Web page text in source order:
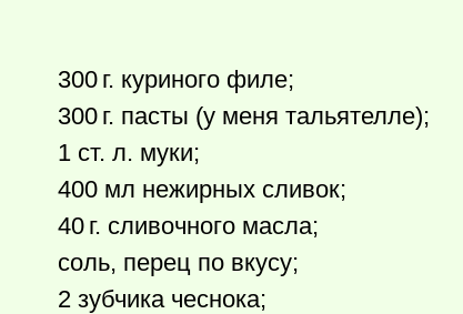
300 г. куриного филе;
300 г. пасты (у меня тальятелле);
1 ст. л. муки;
400 мл нежирных сливок;
40 г. сливочного масла;
соль, перец по вкусу;
2 зубчика чеснока;